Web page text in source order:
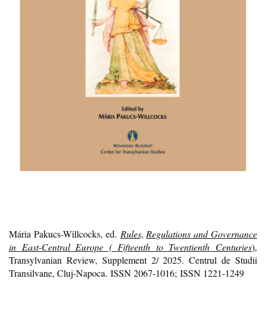
Mária Pakucs-Willcocks, ed. Rules, Regulations and Governance
in East-Central Europe ( Fifteenth to Twentienth Centuries),
Transylvanian Review, Supplement 2/ 2025. Centrul de Studii
Transilvane, Cluj-Napoca. ISSN 2067-1016; ISSN 1221-1249